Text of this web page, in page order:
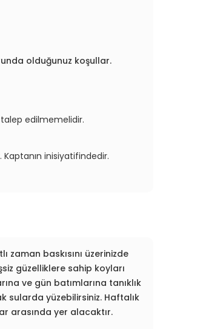
olduğunuz koşullar.
talep edilmemelidir.
Kaptanın inisiyatifindedir.
zaman baskısını üzerinizde
güzelliklere sahip koyları
ve gün batımlarına tanıklık
sularda yüzebilirsiniz. Haftalık
arasında yer alacaktır.